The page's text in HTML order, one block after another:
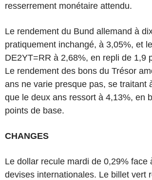
resserrement monétaire attendu.
Le rendement du Bund allemand à
pratiquement inchangé, à 3,05%, et
DE2YT=RR à 2,68%, en repli de 1,9
Le rendement des bons du Trésor
ans ne varie presque pas, se traitant
que le deux ans ressort à 4,13%, en
points de base.
CHANGES
Le dollar recule mardi de 0,29% face
devises internationales. Le billet vert